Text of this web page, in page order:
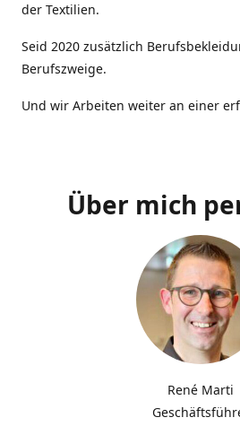
der Textilien.
Seid 2020 zusätzlich
Berufszweige.
Und wir Arbeiten weiter an einer
Über mich
René Marti